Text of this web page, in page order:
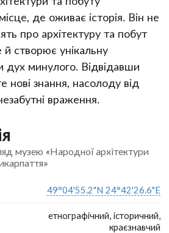
де оживає історія. Він не
про архітектуру та побут
створює унікальну
дух минулого. Відвідавши
нові знання, насолоду від
враження.
музею «Народної архітектури
49°04'55.2"N 24°42'26.6"E
етнографічний, історичний,
краєзнавчий